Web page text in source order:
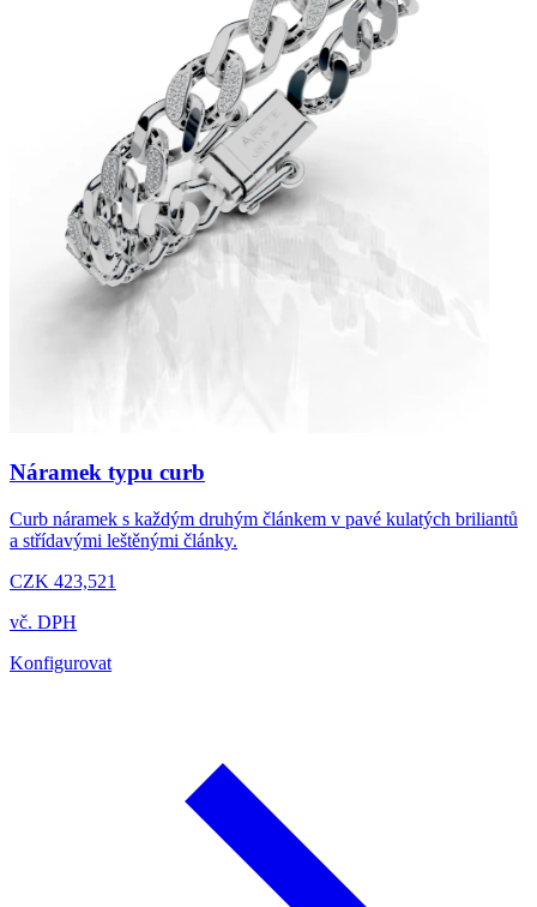
Náramek typu curb
Curb náramek s každým druhým článkem v pavé kulatých briliantů
a střídavými leštěnými články.
CZK 423,521
vč. DPH
Konfigurovat